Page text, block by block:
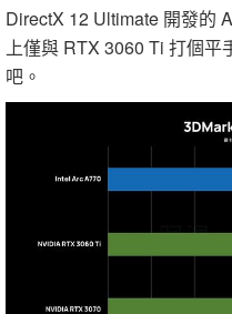
DirectX 12 Ultimate 開發的
上僅與 RTX 3060 Ti 打個平
吧。